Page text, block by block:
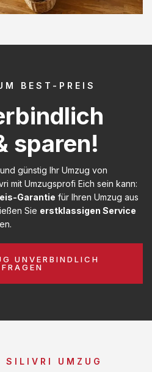
BEST-PREIS
sparen!
günstig Ihr Umzug von
mit Umzugsprofi Eich sein kann:
Garantie für Ihren Umzug aus
Sie erstklassigen Service
UNVERBINDLICH
SILIVRI UMZUG